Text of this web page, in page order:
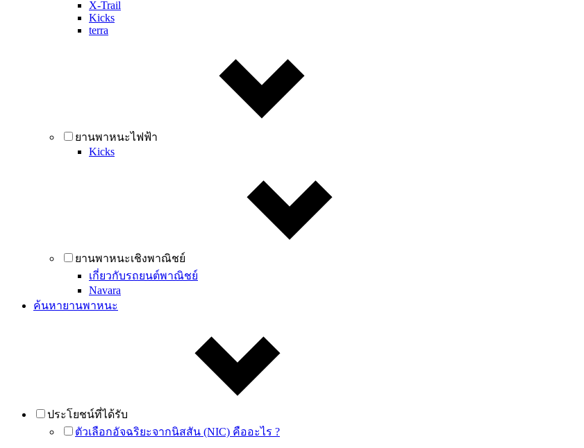
X-Trail
Kicks
terra
ยานพาหนะไฟฟ้า
Kicks
ยานพาหนะเชิงพาณิชย์
เกี่ยวกับรถยนต์พาณิชย์
Navara
ค้นหายานพาหนะ
ประโยชน์ที่ได้รับ
ตัวเลือกอัจฉริยะจากนิสสัน (NIC) คืออะไร ?